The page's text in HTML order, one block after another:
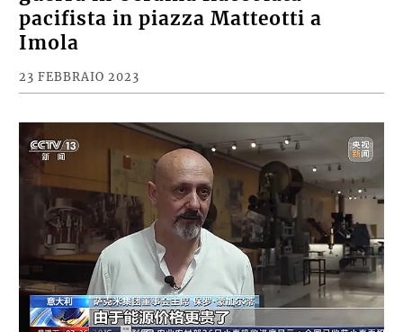
pacifista in piazza Matteotti a
Imola
23 FEBBRAIO 2023